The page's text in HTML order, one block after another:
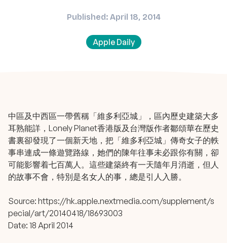
Published: April 18, 2014
Apple Daily
中區及中西區一帶舊稱「維多利亞城」，區內歷史建築大多
耳熟能詳，Lonely Planet香港版及台灣版作者鄒頌華在歷史
書裏卻發現了一個新天地，把「維多利亞城」傳奇女子的軼
事串連成一條遊覽路線，她們的陳年往事未必跟你有關，卻
可能影響着七百萬人。這些建築終有一天隨年月消逝，但人
的故事不會，特別是名女人的事，總是引人入勝。
Source: https://hk.apple.nextmedia.com/supplement/s
pecial/art/20140418/18693003
Date: 18 April 2014